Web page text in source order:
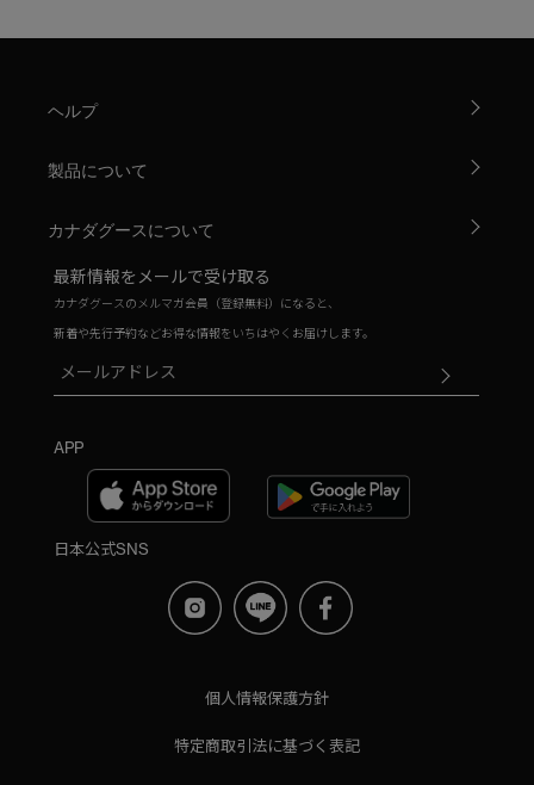
ヘルプ
製品について
カナダグースについて
最新情報をメールで受け取る
カナダグースのメルマガ会員（登録無料）になると、
新着や先行予約などお得な情報をいちはやくお届けします。
APP
日本公式SNS
個人情報保護方針
特定商取引法に基づく表記